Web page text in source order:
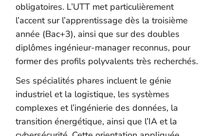
obligatoires. L’UTT met particulièrement
l’accent sur l’apprentissage dès la troisième
année (Bac+3), ainsi que sur des doubles
diplômes ingénieur-manager reconnus, pour
former des profils polyvalents très recherchés.
Ses spécialités phares incluent le génie
industriel et la logistique, les systèmes
complexes et l’ingénierie des données, la
transition énergétique, ainsi que l’IA et la